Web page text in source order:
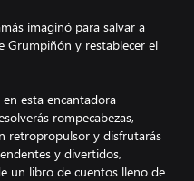
imaginó para salvar a
Grumpiñón y restablecer el
esta encantadora
rompecabezas,
retropropulsor y disfrutarás
y divertidos,
un libro de cuentos lleno de